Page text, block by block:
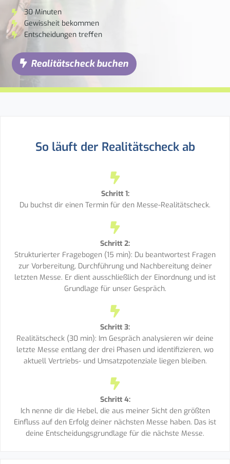
30 Minuten
Gewissheit bekommen
Entscheidungen treffen
Realitätscheck buchen
So läuft der Realitätscheck ab
Schritt 1:
Du buchst dir einen Termin für den Messe-Realitätscheck.
Schritt 2:
Strukturierter Fragebogen (15 min): Du beantwortest Fragen
zur Vorbereitung, Durchführung und Nachbereitung deiner
letzten Messe. Er dient ausschließlich der Einordnung und ist
Grundlage für unser Gespräch.
Schritt 3:
Realitätscheck (30 min): Im Gespräch analysieren wir deine
letzte Messe entlang der drei Phasen und identifizieren, wo
aktuell Vertriebs- und Umsatzpotenziale liegen bleiben.
Schritt 4:
Ich nenne dir die Hebel, die aus meiner Sicht den größten
Einfluss auf den Erfolg deiner nächsten Messe haben. Das ist
deine Entscheidungsgrundlage für die nächste Messe.